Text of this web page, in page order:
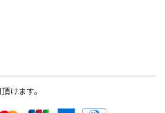
けます。